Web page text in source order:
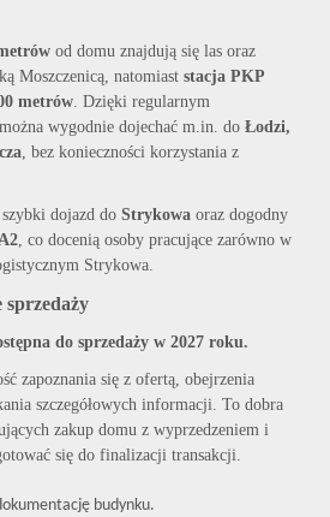
od domu znajdują się las oraz
Moszczenicą, natomiast stacja PKP
metrów. Dzięki regularnym
wygodnie dojechać m.in. do Łodzi,
, bez konieczności korzystania z
dojazd do Strykowa oraz dogodny
, co docenią osoby pracujące zarówno w
Strykowa.
sprzedaży
do sprzedaży w 2027 roku.
zapoznania się z ofertą, obejrzenia
szczegółowych informacji. To dobra
zakup domu z wyprzedzeniem i
się do finalizacji transakcji.
budynku.